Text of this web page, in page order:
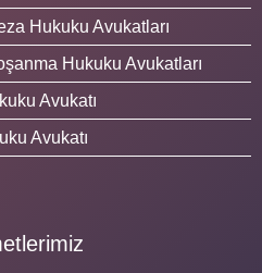
Hukuku Avukatları
Hukuku Avukatları
Avukatı
Avukatı